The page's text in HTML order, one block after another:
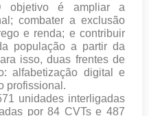
objetivo é ampliar a
combater a exclusão
e renda; e contribuir
população a partir da
isso, duas frentes de
alfabetização digital e
profissional.
unidades interligadas
por 84 CVTs e 487